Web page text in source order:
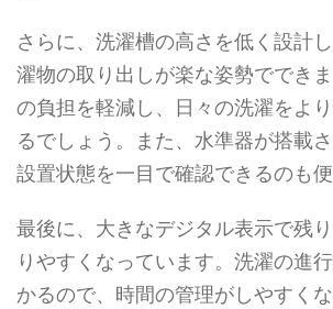
さらに、洗濯槽の高さを低く設計
濯物の取り出しが楽な姿勢ででき
の負担を軽減し、日々の洗濯をよ
るでしょう。また、水準器が搭載さ
設置状態を一目で確認できるのも便
最後に、大きなデジタル表示で残
りやすくなっています。洗濯の進
かるので、時間の管理がしやすくな